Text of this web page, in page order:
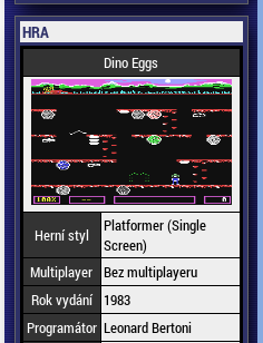
HRA
Dino Eggs
Herní styl
Platformer (Single
Screen)
Multiplayer Bez multiplayeru
Rok vydání
1983
Programátor Leonard Bertoni